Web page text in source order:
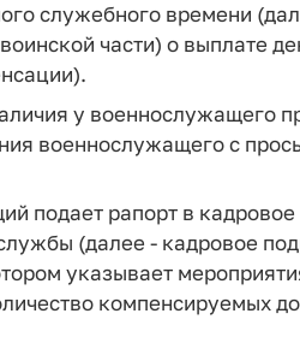
служебного времени
части) о выплате
у военнослужащего
военнослужащего с
подает рапорт в кадровое
(далее - кадровое
указывает
компенсируемых